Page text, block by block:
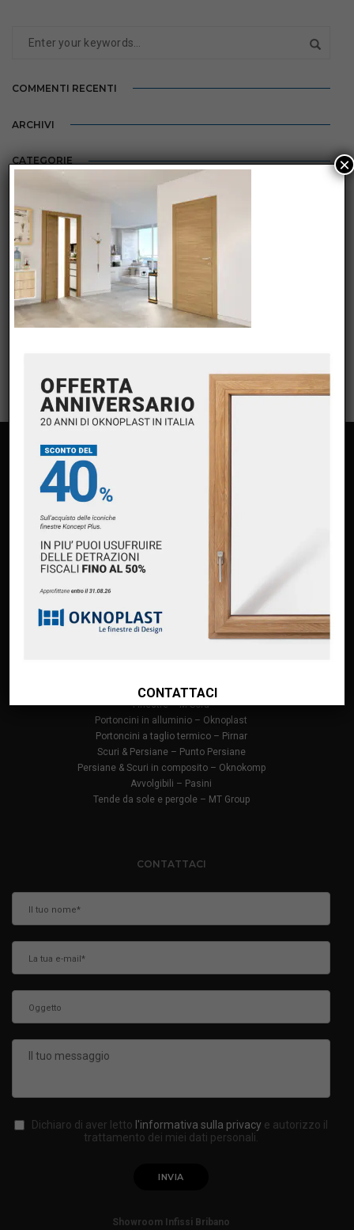
COMMENTI RECENTI
ARCHIVI
CATEGORIE
META
Accedi
Feed dei contenuti
Feed dei commenti
Premium Partner Oknoplast
Finanziamento Oknoplast
Finestre in alluminio – Oknoplast
Finestre – M Sora
Portoncini in alluminio – Oknoplast
Portoncini a taglio termico – Pirnar
Scuri & Persiane – Punto Persiane
Persiane & Scuri in composito – Oknokomp
Avvolgibili – Pasini
Tende da sole e pergole – MT Group
CONTATTACI
Dichiaro di aver letto l'informativa sulla privacy e autorizzo il
trattamento dei miei dati personali.
Showroom Infissi Bribano
CONTATTACI
×